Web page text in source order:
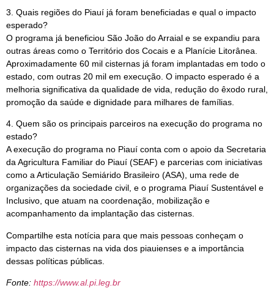
3. Quais regiões do Piauí já foram beneficiadas e qual o impacto
esperado?
O programa já beneficiou São João do Arraial e se expandiu para
outras áreas como o Território dos Cocais e a Planície Litorânea.
Aproximadamente 60 mil cisternas já foram implantadas em todo o
estado, com outras 20 mil em execução. O impacto esperado é a
melhoria significativa da qualidade de vida, redução do êxodo rural,
promoção da saúde e dignidade para milhares de famílias.
4. Quem são os principais parceiros na execução do programa no
estado?
A execução do programa no Piauí conta com o apoio da Secretaria
da Agricultura Familiar do Piauí (SEAF) e parcerias com iniciativas
como a Articulação Semiárido Brasileiro (ASA), uma rede de
organizações da sociedade civil, e o programa Piauí Sustentável e
Inclusivo, que atuam na coordenação, mobilização e
acompanhamento da implantação das cisternas.
Compartilhe esta notícia para que mais pessoas conheçam o
impacto das cisternas na vida dos piauienses e a importância
dessas políticas públicas.
Fonte: https://www.al.pi.leg.br